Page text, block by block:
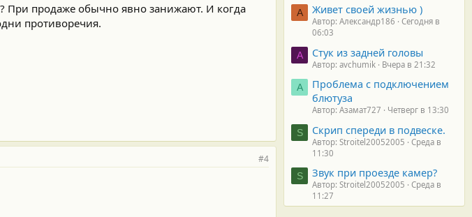
При продаже обычно явно занижают. И когда
противоречия.
#4
А Живет своей жизнью )
Автор: Александр186
Сегодня в
06:03
A Стук из задней головы
Автор: avchumik Вчера в 21:32
А
Проблема с подключением
блютуза
Автор: Азамат727 Четверг в 13:30
S Скрип спереди в подвеске.
Автор: Stroitel20052005
Среда в
11:30
S Звук при проезде камер?
Автор: Stroitel20052005
Среда в
11:27